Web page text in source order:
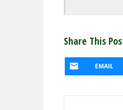
Share This
EMAIL